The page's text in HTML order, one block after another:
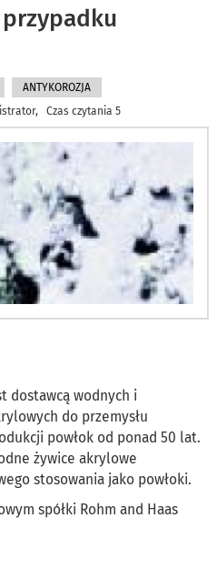
ANTYKOROZJA
Czas czytania 5
dostawcą wodnych i
do przemysłu
powłok od ponad 50 lat.
żywice akrylowe
stosowania jako powłoki.
spółki Rohm and Haas